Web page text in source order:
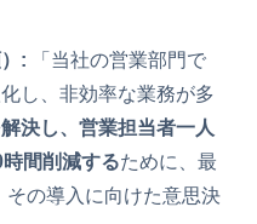
: 「当社の営業部門で
し、非効率な業務が多
決し、営業担当者一人
間削減するために、最
の導入に向けた意思決